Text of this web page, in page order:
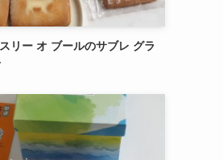
リー オ ブールのサブレ グラ